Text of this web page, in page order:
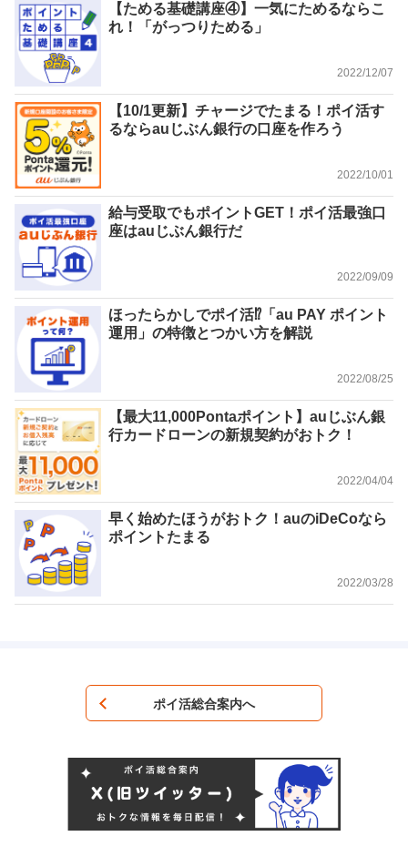
【ためる基礎講座④】一気にためるならこ
れ！「がっつりためる」
2022/12/07
【10/1更新】チャージでたまる！ポイ活す
るならauじぶん銀行の口座を作ろう
2022/10/01
給与受取でもポイントGET！ポイ活最強口
座はauじぶん銀行だ
2022/09/09
ほったらかしでポイ活⁉︎「au PAY ポイント
運⽤」の特徴とつかい方を解説
2022/08/25
【最大11,000Pontaポイント】auじぶん銀
行カードローンの新規契約がおトク！
2022/04/04
早く始めたほうがおトク！auのiDeCoなら
ポイントたまる
2022/03/28
ポイ活総合案内へ